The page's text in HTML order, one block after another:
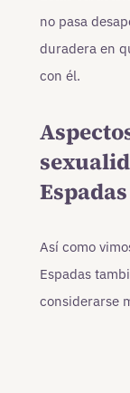
no pasa
duradera en
con él.
Espadas
Así como
Espadas
considerarse